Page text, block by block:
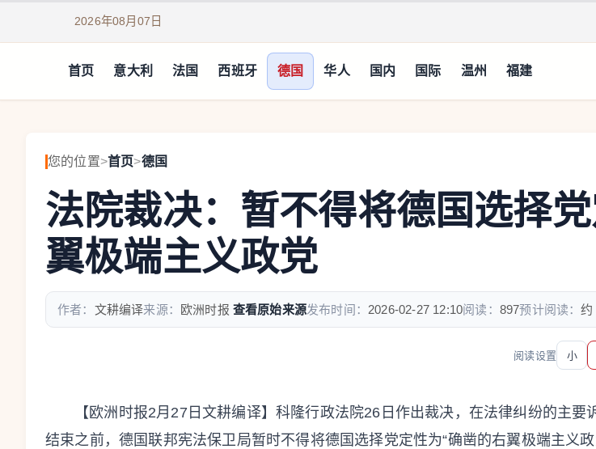
2026年08月07日
首页 意大利 法国 西班牙 德国 华人 国内 国际 温州 福建
您的位置>首页>德国
法院裁决：暂不得将德国选择
翼极端主义政党
作者： 文耕编译来源： 欧洲时报 查看原始来源发布时间： 2026-02-27 12:10阅读： 897预计阅读：约
阅读设置 小
【欧洲时报2月27日文耕编译】科隆行政法院26日作出裁决，在法律纠纷的主要
结束之前，德国联邦宪法保卫局暂时不得将德国选择党定性为“确凿的右翼极端主义政